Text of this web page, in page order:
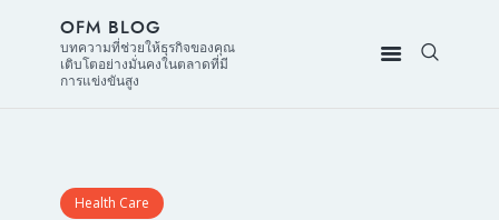
OFM BLOG
บทความที่ช่วยให้ธุรกิจของคุณ
เติบโตอย่างมั่นคงในตลาดที่มี
การแข่งขันสูง
Health Care